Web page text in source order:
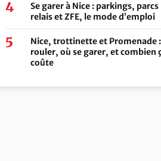
Se garer à Nice : parkings, parcs
relais et ZFE, le mode d’emploi
Nice, trottinette et Promenade
rouler, où se garer, et combien
coûte